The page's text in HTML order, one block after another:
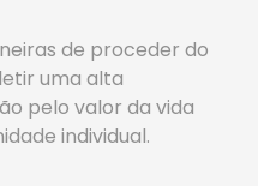
de proceder do
uma alta
pelo valor da vida
individual.